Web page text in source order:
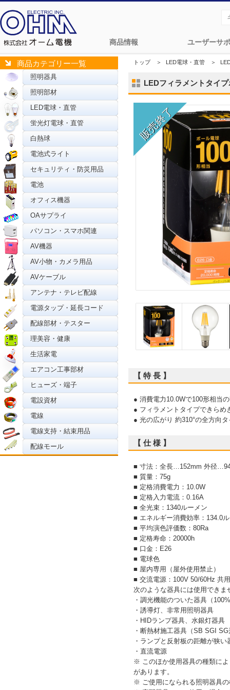
商品情報 ユーザーサ
商品カテゴリー一覧
照明器具
照明部材
LED電球・直管
蛍光灯電球・直管
白熱球
電池式ライト
セキュリティ・防災用品
電池
オフィス機器
OAサプライ
パソコン・スマホ関連
AV機器
AV小物・カメラ用品
AVケーブル
アンテナ・テレビ配線
電源タップ・延長コード
配線部材・テスター
理美容・健康
生活家電
エアコン工事部材
ヒューズ・端子
電設資材
電線
電線支持・結束用品
配線モール
トップ＞ LED電球・直管 ＞
LEDフィラメントタイ
【 特 長 】
● 消費電力10.0Wで100形相当
● フィラメントタイプできらめ
● 光の広がり 約310°の全方向タ
【 仕 様 】
■ 寸法：全長…152mm 外径
■ 質量：75g
■ 定格消費電力：10.0W
■ 定格入力電流：0.16A
■ 全光束：1340ルーメン
■ エネルギー消費効率：134.0
■ 平均演色評価数：80Ra
■ 定格寿命：20000h
■ 口金：E26
■ 電球色
■ 屋内専用（屋外使用禁止）
■ 交流電源：100V 50/60Hz 共用
次のような器具には使用できま
・調光機能のついた器具（
・誘導灯、非常用照明器具
・HIDランプ器具、水銀灯器具
・断熱材施工器具（SB SGI
・ランプと反射板の距離が狭い
・直流電源
※ このほか使用器具の種類に
があります。
※ ご使用になられる照明器具